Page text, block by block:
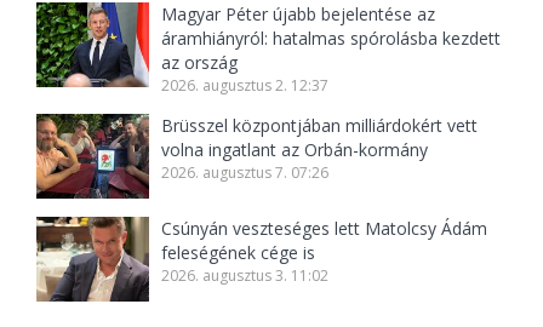
Magyar Péter újabb bejelentése az
áramhiányról: hatalmas spórolásba kezdett
az ország
2026. augusztus 2. 12:37
Brüsszel központjában milliárdokért vett
volna ingatlant az Orbán-kormány
2026. augusztus 7. 07:26
Csúnyán veszteséges lett Matolcsy Ádám
feleségének cége is
2026. augusztus 3. 11:02